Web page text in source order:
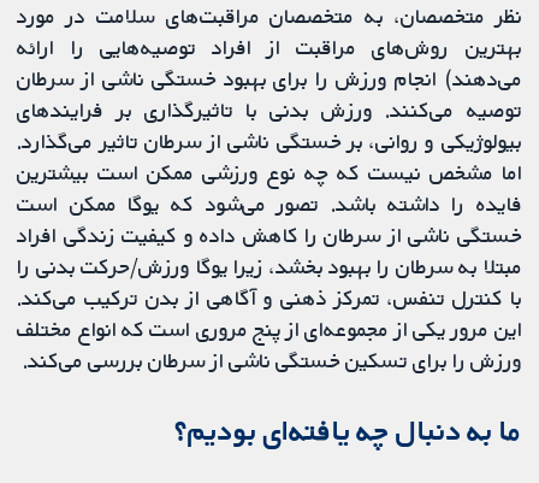
نظر متخصصان، به متخصصان مراقبت‌های سلامت در مورد
بهترین روش‌های مراقبت از افراد توصیه‌هایی را ارائه
می‌دهند) انجام ورزش را برای بهبود خستگی ناشی از سرطان
توصیه می‌کنند. ورزش بدنی با تاثیرگذاری بر فرایندهای
بیولوژیکی و روانی، بر خستگی ناشی از سرطان تاثیر می‌گذارد.
اما مشخص نیست که چه نوع ورزشی ممکن است بیشترین
فایده را داشته باشد. تصور می‌شود که یوگا ممکن است
خستگی ناشی از سرطان را کاهش داده و کیفیت زندگی افراد
مبتلا به سرطان را بهبود بخشد، زیرا یوگا ورزش/حرکت بدنی را
با کنترل تنفس، تمرکز ذهنی و آگاهی از بدن ترکیب می‌کند.
این مرور یکی از مجموعه‌ای از پنج مروری است که انواع مختلف
ورزش را برای تسکین خستگی ناشی از سرطان بررسی می‌کند.
ما به دنبال چه یافته‌ای بودیم؟